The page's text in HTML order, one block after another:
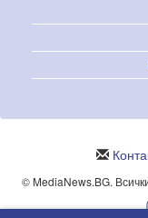
© MediaNews.BG.